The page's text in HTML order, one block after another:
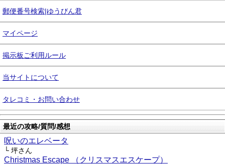
郵便番号検索|ゆうびん君
マイページ
掲示板ご利用ルール
当サイトについて
タレコミ・お問い合わせ
最近の攻略/質問/感想
呪いのエレベータ
└ 坪さん
Christmas Escape （クリスマスエスケープ）